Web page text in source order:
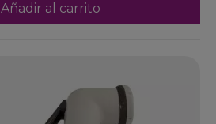
Añadir al carrito